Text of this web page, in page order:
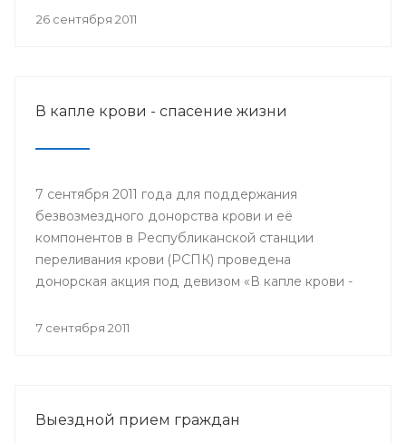
мобильном пункте заготовки крови донором мог
26 сентября 2011
В капле крови - спасение жизни
7 сентября 2011 года для поддержания
безвозмездного донорства крови и её
компонентов в Республиканской станции
переливания крови (РСПК) проведена
донорская акция под девизом «В капле крови -
7 сентября 2011
Выездной прием граждан